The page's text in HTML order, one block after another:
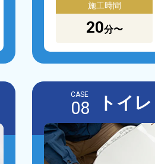
施工時間
20分〜
CASE
08 トイレ